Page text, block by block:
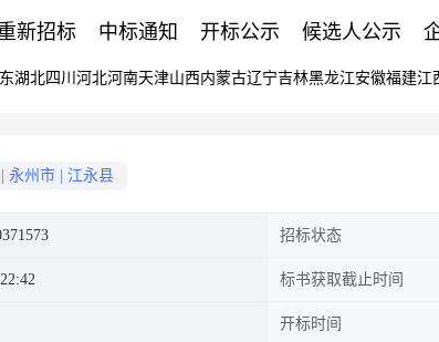
新招标 中标通知 开标公示 候选人公示
湖北四川 河北河南天津山西内蒙古辽宁吉林黑龙江安徽福建江
永州市 江永县
招标状态
标书获取截止时间
开标时间